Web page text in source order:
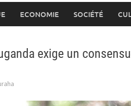
ECONOMIE SOCIÉTÉ
exige un